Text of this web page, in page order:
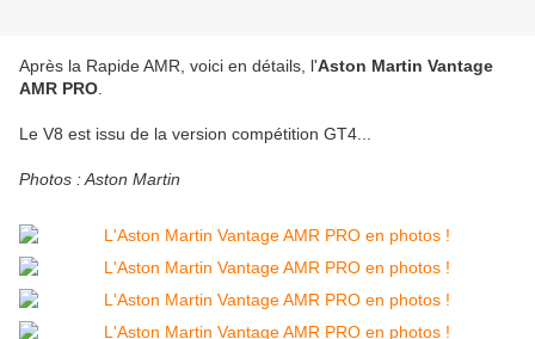
Après la Rapide AMR, voici en détails, l'Aston Martin Vantage
AMR PRO
Le V8 est issu de la version compétition GT4...
Photos : Aston Martin